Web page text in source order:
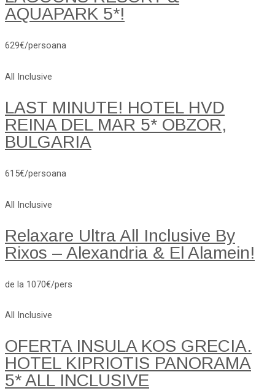
AQUAPARK 5*!
629€/persoana
All Inclusive
LAST MINUTE! HOTEL HVD
REINA DEL MAR 5* OBZOR,
BULGARIA
615€/persoana
All Inclusive
Relaxare Ultra All Inclusive By
Rixos – Alexandria & El Alamein!
de la 1070€/pers
All Inclusive
OFERTA INSULA KOS GRECIA.
HOTEL KIPRIOTIS PANORAMA
5* ALL INCLUSIVE